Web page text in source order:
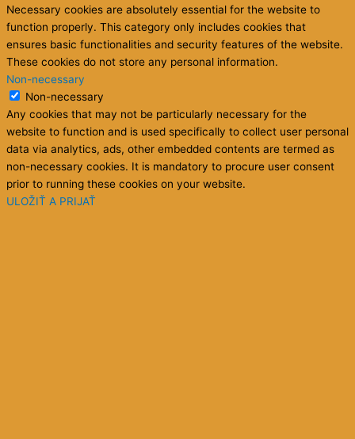
Necessary cookies are absolutely essential for the website to
function properly. This category only includes cookies that
ensures basic functionalities and security features of the website.
These cookies do not store any personal information.
Non-necessary
Non-necessary
Any cookies that may not be particularly necessary for the
website to function and is used specifically to collect user personal
data via analytics, ads, other embedded contents are termed as
non-necessary cookies. It is mandatory to procure user consent
prior to running these cookies on your website.
ULOŽIŤ A PRIJAŤ